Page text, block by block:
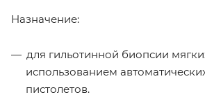
Назначение:
для гильотинной биопсии
использованием
пистолетов.